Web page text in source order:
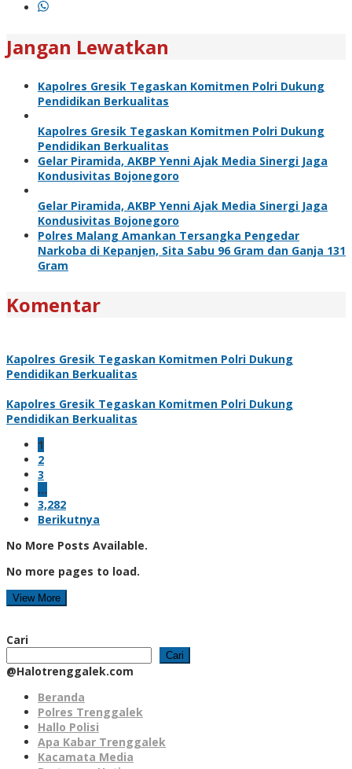
Jangan Lewatkan
Kapolres Gresik Tegaskan Komitmen Polri Dukung
Pendidikan Berkualitas
Kapolres Gresik Tegaskan Komitmen Polri Dukung
Pendidikan Berkualitas
Gelar Piramida, AKBP Yenni Ajak Media Sinergi Jaga
Kondusivitas Bojonegoro
Gelar Piramida, AKBP Yenni Ajak Media Sinergi Jaga
Kondusivitas Bojonegoro
Polres Malang Amankan Tersangka Pengedar
Narkoba di Kepanjen, Sita Sabu 96 Gram dan Ganja 131
Gram
Komentar
Kapolres Gresik Tegaskan Komitmen Polri Dukung
Pendidikan Berkualitas
Kapolres Gresik Tegaskan Komitmen Polri Dukung
Pendidikan Berkualitas
1
2
3
…
3,282
Berikutnya
No More Posts Available.
No more pages to load.
View More
Cari
Cari
@Halotrenggalek.com
Beranda
Polres Trenggalek
Hallo Polisi
Apa Kabar Trenggalek
Kacamata Media